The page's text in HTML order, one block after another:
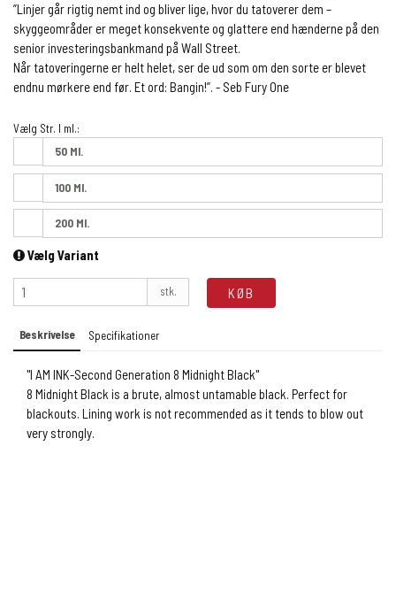
”Linjer går rigtig nemt ind og bliver lige, hvor du tatoverer dem –
skyggeområder er meget konsekvente og glattere end hænderne på den
senior investeringsbankmand på Wall Street.
Når tatoveringerne er helt helet, ser de ud som om den sorte er blevet
endnu mørkere end før. Et ord: Bangin!”. - Seb Fury One
Vælg Str. I ml.:
50 Ml.
100 Ml.
200 Ml.
Vælg Variant
stk. KØB
Beskrivelse Specifikationer
"I AM INK-Second Generation 8 Midnight Black"
8 Midnight Black is a brute, almost untamable black. Perfect for
blackouts. Lining work is not recommended as it tends to blow out
very strongly.